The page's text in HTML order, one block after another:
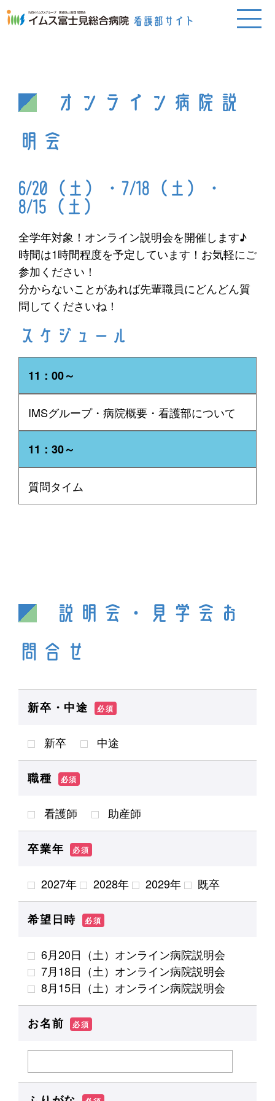
オンライン病院説
明会
6/20（土）・7/18（土）・
8/15（土）
全学年対象！オンライン説明会を開催します♪
時間は1時間程度を予定しています！お気軽にご
参加ください！
分からないことがあれば先輩職員にどんどん質
問してくださいね！
スケジュール
11：00～
IMSグループ・病院概要・看護部について
11：30～
質問タイム
説明会・見学会お
問合せ
新卒・中途 必須
新卒 中途
職種 必須
看護師 助産師
卒業年 必須
2027年 2028年 2029年 既卒
希望日時 必須
6月20日（土）オンライン病院説明会
7月18日（土）オンライン病院説明会
8月15日（土）オンライン病院説明会
お名前 必須